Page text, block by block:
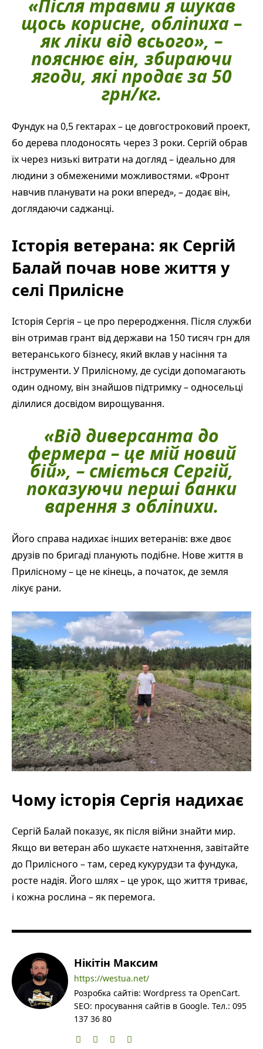
«Після травми я шукав
щось корисне, обліпиха –
як ліки від всього», –
пояснює він, збираючи
ягоди, які продає за 50
грн/кг.
Фундук на 0,5 гектарах – це довгостроковий проект,
бо дерева плодоносять через 3 роки. Сергій обрав
їх через низькі витрати на догляд – ідеально для
людини з обмеженими можливостями. «Фронт
навчив планувати на роки вперед», – додає він,
доглядаючи саджанці.
Історія ветерана: як Сергій
Балай почав нове життя у
селі Прилісне
Історія Сергія – це про переродження. Після служби
він отримав грант від держави на 150 тисяч грн для
ветеранського бізнесу, який вклав у насіння та
інструменти. У Прилісному, де сусіди допомагають
один одному, він знайшов підтримку – односельці
ділилися досвідом вирощування.
«Від диверсанта до
фермера – це мій новий
бій», – сміється Сергій,
показуючи перші банки
варення з обліпихи.
Його справа надихає інших ветеранів: вже двоє
друзів по бригаді планують подібне. Нове життя в
Прилісному – це не кінець, а початок, де земля
лікує рани.
Чому історія Сергія надихає
Сергій Балай показує, як після війни знайти мир.
Якщо ви ветеран або шукаєте натхнення, завітайте
до Прилісного – там, серед кукурудзи та фундука,
росте надія. Його шлях – це урок, що життя триває,
і кожна рослина – як перемога.
Нікітін Максим
https://westua.net/
Розробка сайтів: Wordpress та OpenCart.
SEO: просування сайтів в Google. Тел.: 095
137 36 80